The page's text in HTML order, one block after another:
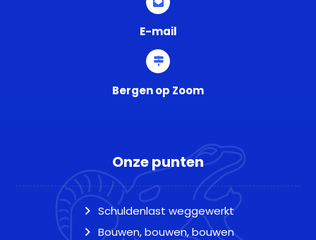
E-mail
Bergen op Zoom
Onze punten
Schuldenlast weggewerkt
Bouwen, bouwen, bouwen